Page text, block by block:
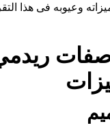
وعيوبه فى هذا
ريدمي